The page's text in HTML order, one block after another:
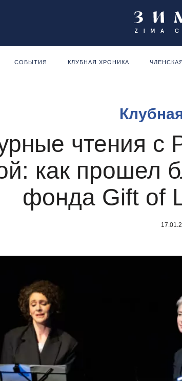
СОБЫТИЯ КЛУБНАЯ ХРОНИКА
чтения с
как прошел
фонда Gift of